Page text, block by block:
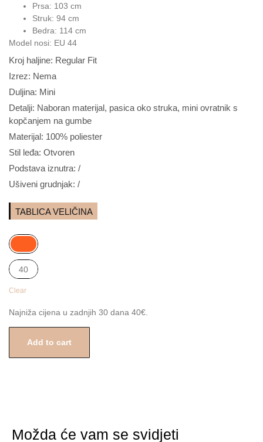
Prsa: 103 cm
Struk: 94 cm
Bedra: 114 cm
Model nosi: EU 44
Kroj haljine: Regular Fit
Izrez: Nema
Duljina: Mini
Detalji: Naboran materijal, pasica oko struka, mini ovratnik s
kopčanjem na gumbe
Materijal: 100% poliester
Stil leđa: Otvoren
Podstava iznutra: /
Ušiveni grudnjak: /
TABLICA VELIČINA
40
Clear
Najniža cijena u zadnjih 30 dana 40€.
Add to cart
Možda će vam se svidjeti